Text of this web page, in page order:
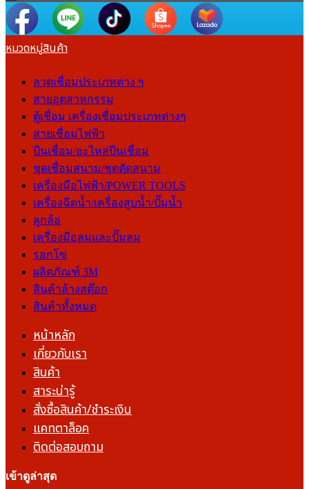
หมวดหมู่สินค้า
ลวดเชื่อมประเภทต่าง ๆ
สายอุตสาหกรรม
ตู้เชื่อม เครื่องเชื่อมประเภทต่างๆ
สายเชื่อมไฟฟ้า
ปืนเชื่อม/อะไหล่ปืนเชื่อม
ชุดเชื่อมสนาม/ชุดตัดสนาม
เครื่องมือไฟฟ้า/POWER TOOLS
เครื่องฉีดน้ำ/เครื่องสูบน้ำ/ปั๊มน้ำ
ลูกล้อ
เครื่องมือลมและปั๊มลม
รอกโซ่
ผลิตภัณฑ์ 3M
สินค้าล้างสต๊อก
สินค้าทั้งหมด
หน้าหลัก
เกี่ยวกับเรา
สินค้า
สาระน่ารู้
สั่งซื้อสินค้า/ชำระเงิน
แคทตาล็อค
ติดต่อสอบถาม
เข้าดูล่าสุด